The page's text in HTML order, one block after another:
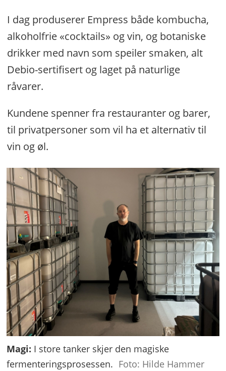
I dag produserer Empress både kombucha,
alkoholfrie «cocktails» og vin, og botaniske
drikker med navn som speiler smaken, alt
Debio-sertifisert og laget på naturlige
råvarer.
Kundene spenner fra restauranter og barer,
til privatpersoner som vil ha et alternativ til
vin og øl.
Magi: I store tanker skjer den magiske
fermenteringsprosessen. Foto: Hilde Hammer